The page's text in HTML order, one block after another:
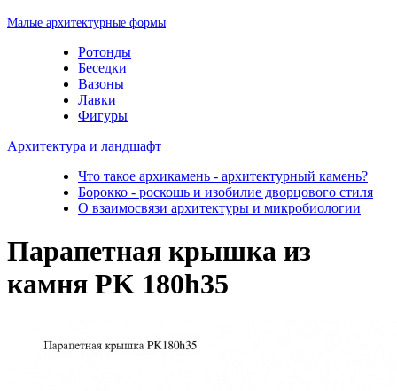
Малые архитектурные формы
Ротонды
Беседки
Вазоны
Лавки
Фигуры
Архитектура и ландшафт
Что такое архикамень - архитектурный камень?
Борокко - роскошь и изобилие дворцового стиля
О взаимосвязи архитектуры и микробиологии
Парапетная крышка из
камня PK 180h35